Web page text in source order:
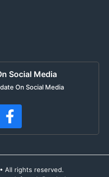
Social Media
On Social Media
All rights reserved.